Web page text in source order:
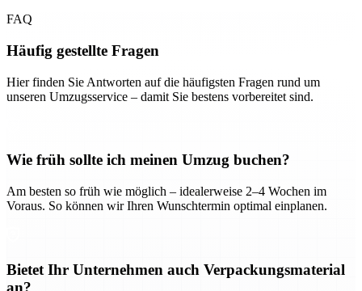
FAQ
Häufig gestellte Fragen
Hier finden Sie Antworten auf die häufigsten Fragen rund um
unseren Umzugsservice – damit Sie bestens vorbereitet sind.
Wie früh sollte ich meinen Umzug buchen?
Am besten so früh wie möglich – idealerweise 2–4 Wochen im
Voraus. So können wir Ihren Wunschtermin optimal einplanen.
Bietet Ihr Unternehmen auch Verpackungsmaterial
an?